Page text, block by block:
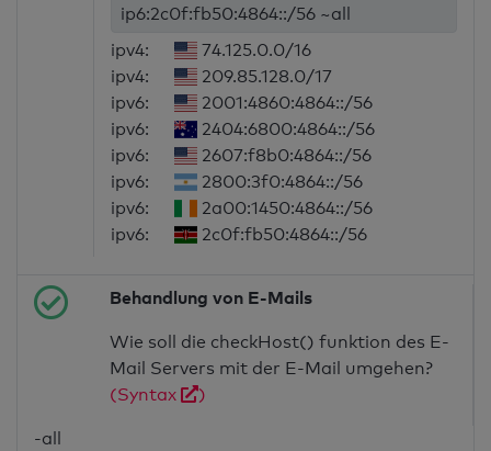
ip6:2c0f:fb50:4864::/56 ~all
ipv4:
74.125.0.0/16
ipv4:
209.85.128.0/17
ipv6:
2001:4860:4864::/56
ipv6:
2404:6800:4864::/56
ipv6:
2607:f8b0:4864::/56
ipv6:
2800:3f0:4864::/56
ipv6:
2a00:1450:4864::/56
ipv6:
2c0f:fb50:4864::/56
Behandlung von E-Mails
Wie soll die checkHost() funktion des E-
Mail Servers mit der E-Mail umgehen?
(Syntax
)
-all